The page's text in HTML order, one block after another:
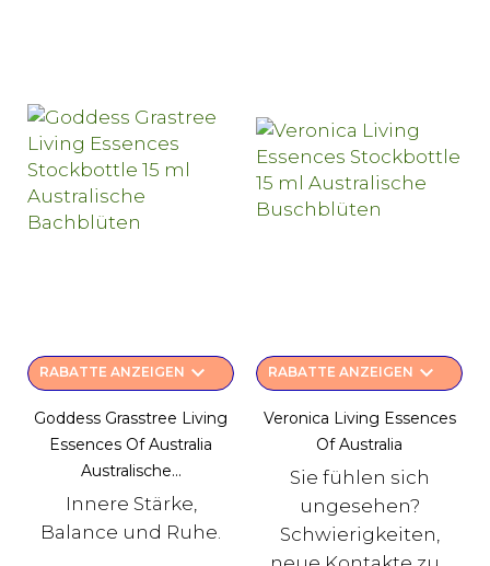
RABATTE ANZEIGEN keyboard_arrow_down
Goddess Grasstree Living
Essences Of Australia
Australische...
Innere Stärke,
Balance und Ruhe.
RABATTE ANZEIGEN keyboard_arrow_down
Veronica Living Essences
Of Australia
Sie fühlen sich
ungesehen?
Schwierigkeiten,